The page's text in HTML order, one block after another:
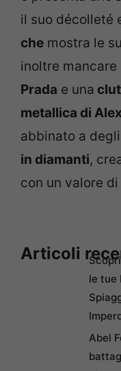
il suo décolleté
che mostra le
inoltre mancare
Prada e una
metallica di
abbinato a degli
in diamanti,
con un valore
Articoli
le tue
Abel